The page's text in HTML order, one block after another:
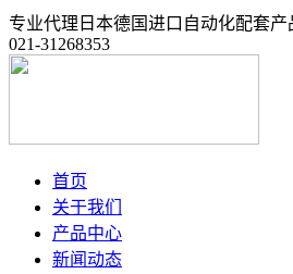
专业代理日本德国进口自动化配套产
021-31268353
首页
关于我们
产品中心
新闻动态